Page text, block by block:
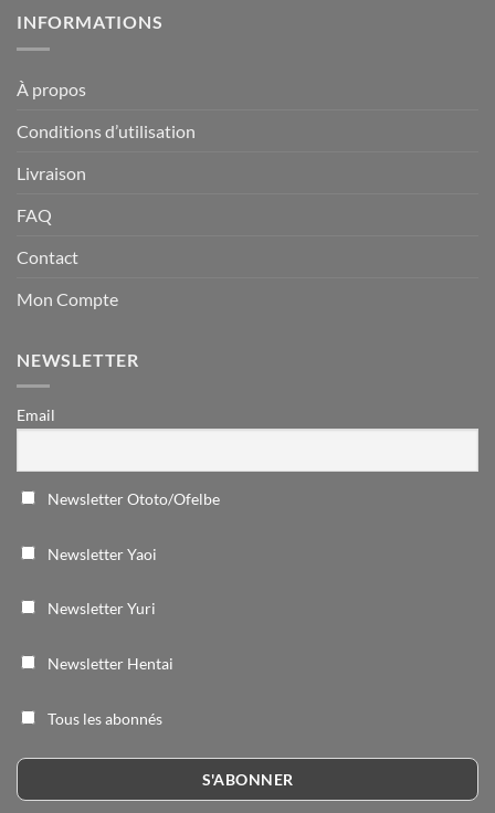
INFORMATIONS
À propos
Conditions d’utilisation
Livraison
FAQ
Contact
Mon Compte
NEWSLETTER
Email
Newsletter Ototo/Ofelbe
Newsletter Yaoi
Newsletter Yuri
Newsletter Hentai
Tous les abonnés